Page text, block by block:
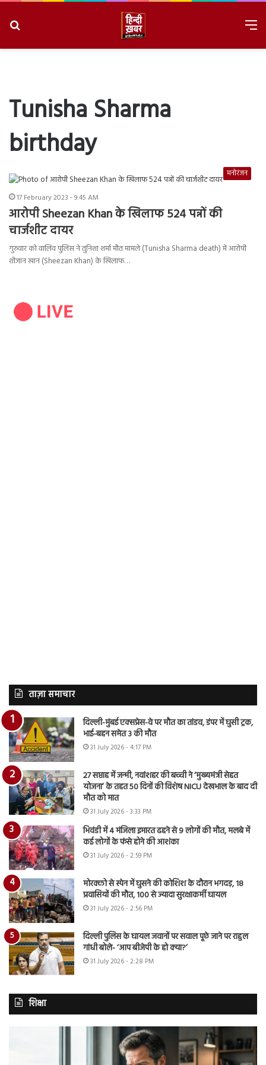
Tunisha Sharma
birthday
मनोरंजन
17 February 2023 - 9:45 AM
आरोपी Sheezan Khan के खिलाफ 524 पन्नों की
चार्जशीट दायर
गुरुवार को वालिव पुलिस ने तुनिशा शर्मा मौत मामले (Tunisha Sharma death) में आरोपी
शीजान खान (Sheezan Khan) के खिलाफ…
ताज़ा समाचार
दिल्ली-मुंबई एक्सप्रेस-वे पर मौत का तांडव, डंपर में घुसी ट्रक,
भाई-बहन समेत 3 की मौत
31 July 2026 - 4:17 PM
27 सप्ताह में जन्मी, नवांशहर की बच्ची ने ‘मुख्यमंत्री सेहत
योजना’ के तहत 50 दिनों की विशेष NICU देखभाल के बाद दी
मौत को मात
31 July 2026 - 3:33 PM
भिवंडी में 4 मंजिला इमारत ढहने से 9 लोगों की मौत, मलबे में
कई लोगों के फंसे होने की आशंका
31 July 2026 - 2:59 PM
मोरक्को से स्पेन में घुसने की कोशिश के दौरान भगदड़, 18
प्रवासियों की मौत, 100 से ज्यादा सुरक्षाकर्मी घायल
31 July 2026 - 2:56 PM
दिल्ली पुलिस के घायल जवानों पर सवाल पूछे जाने पर राहुल
गांधी बोले- ‘आप बीजेपी के हो क्या?’
31 July 2026 - 2:28 PM
शिक्षा